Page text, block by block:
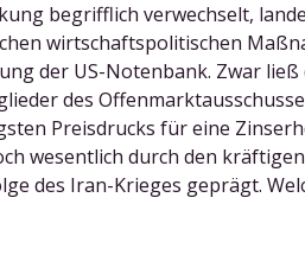
begrifflich verwechselt,
wirtschaftspolitischen
der US-Notenbank. Zwar
des
Preisdrucks für eine
wesentlich durch den
des Iran-Krieges geprägt.